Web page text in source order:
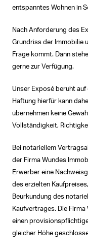
entspanntes Wohnen in
Nach Anforderung des
Grundriss der Immobilie
Frage kommt. Dann
gerne zur Verfügung.
Unser Exposé beruht
Haftung hierfür kann
übernehmen keine
Vollständigkeit,
Bei notariellem
der Firma Wundes
Erwerber eine
des erzielten
Beurkundung des
Kaufvertrages. Die Firma
einen
gleicher Höhe